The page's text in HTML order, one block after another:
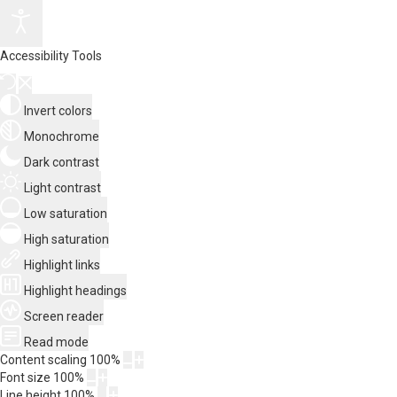
Accessibility Tools
Invert colors
Monochrome
Dark contrast
Light contrast
Low saturation
High saturation
Highlight links
Highlight headings
Screen reader
Read mode
Content scaling 100%
Font size 100%